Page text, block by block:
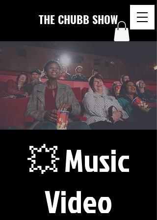
THE CHUBB SHOW
💥 Music
Video